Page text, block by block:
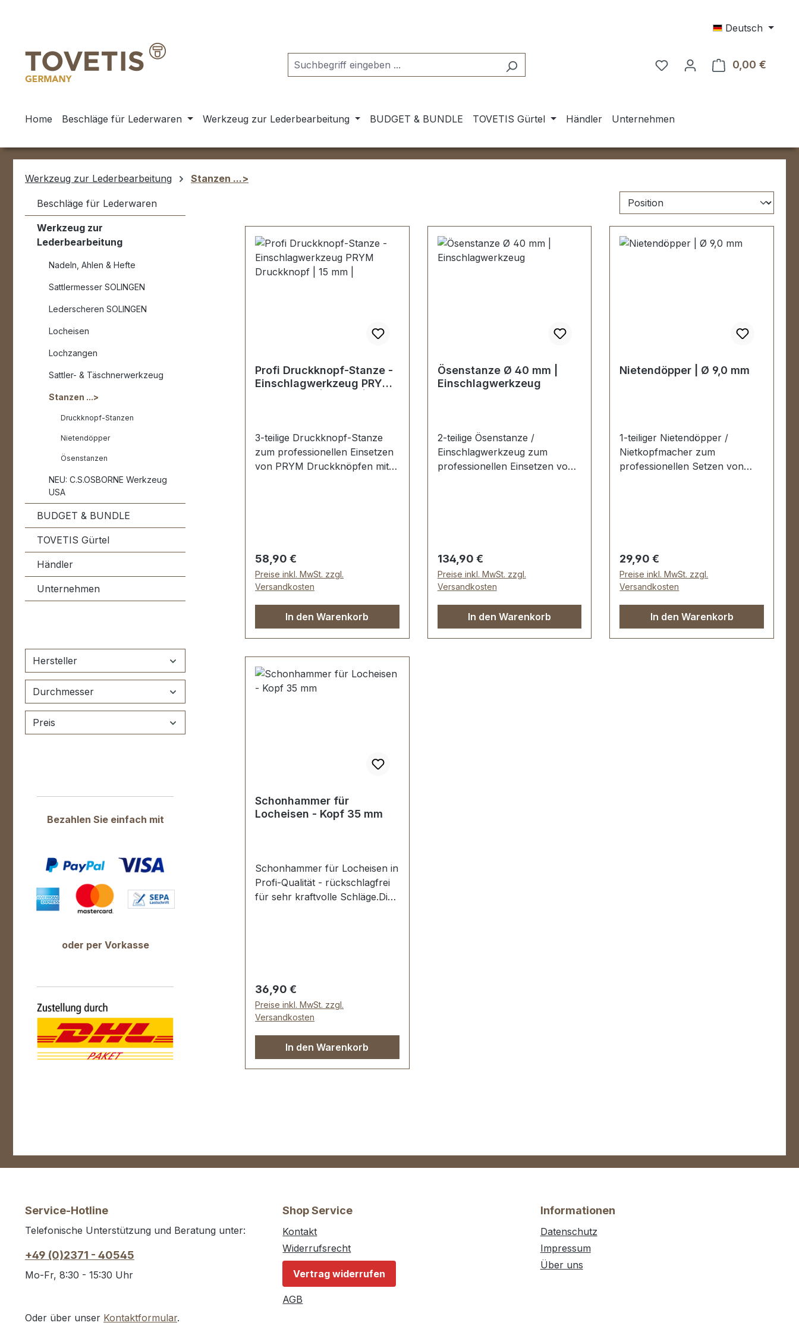
Deutsch
0,00 €
Home Beschläge für Lederwaren Werkzeug zur Lederbearbeitung BUDGET & BUNDLE TOVETIS Gürtel Händler Unternehmen
Werkzeug zur Lederbearbeitung Stanzen ...>
Beschläge für Lederwaren
Werkzeug zur
Lederbearbeitung
Nadeln, Ahlen & Hefte
Sattlermesser SOLINGEN
Lederscheren SOLINGEN
Locheisen
Lochzangen
Sattler- & Täschnerwerkzeug
Stanzen ...>
Druckknopf-Stanzen
Nietendöpper
Ösenstanzen
NEU: C.S.OSBORNE Werkzeug
USA
BUDGET & BUNDLE
TOVETIS Gürtel
Händler
Unternehmen
Hersteller
Durchmesser
Preis
Bezahlen Sie einfach mit
oder per Vorkasse
Profi Druckknopf-Stanze -
Einschlagwerkzeug PRYM
3-teilige Druckknopf-Stanze
zum professionellen Einsetzen
von PRYM Druckknöpfen mit
Druckknopf-Stanze 2-teilig
komplett
Regulärer Preis:
58,90 €
Preise inkl. MwSt. zzgl.
Versandkosten
In den Warenkorb
Ösenstanze Ø 40 mm |
Einschlagwerkzeug
2-teilige Ösenstanze /
Einschlagwerkzeug zum
professionellen Einsetzen von
Regulärer Preis:
134,90 €
Preise inkl. MwSt. zzgl.
Versandkosten
In den Warenkorb
Nietendöpper | Ø 9,0 mm
1-teiliger Nietendöpper /
Nietkopfmacher zum
professionellen Setzen von
Nietendöpper Ø 9,0 mm
Regulärer Preis:
29,90 €
Preise inkl. MwSt. zzgl.
Versandkosten
In den Warenkorb
Schonhammer für
Locheisen - Kopf 35 mm
Schonhammer für Locheisen in
Profi-Qualität - rückschlagfrei
für sehr kraftvolle Schläge.Die
Werkzeug und sorgt für satten
Schlag. Schlageinsätze aus
Spezialnylon mit maximaler
Festigkeit.Schwingungsdämpfen
sehr stabiler und lackierter
Hickorystiel.Stielschutzhülse
mmLieferumfang:1 Stück
Schonhammer
Regulärer Preis:
36,90 €
Preise inkl. MwSt. zzgl.
Versandkosten
In den Warenkorb
Service-Hotline
Telefonische Unterstützung und Beratung unter:
+49 (0)2371 - 40545
Mo-Fr, 8:30 - 15:30 Uhr
Oder über unser Kontaktformular.
Shop Service
Kontakt
Widerrufsrecht
Vertrag widerrufen
AGB
Informationen
Datenschutz
Impressum
Über uns